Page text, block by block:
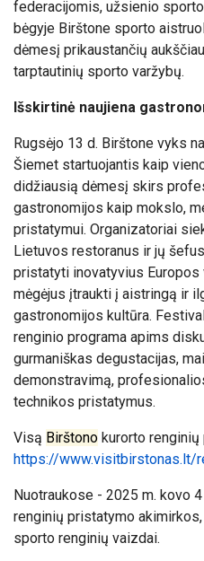
federacijomis, užsienio
bėgyje Birštone sporto
dėmesį prikaustančių
tarptautinių sporto varžybų.
Išskirtinė naujiena
Rugsėjo 13 d. Birštone vyks
Šiemet startuojantis kaip
didžiausią dėmesį skirs
gastronomijos kaip mokslo,
pristatymui. Organizatoriai
Lietuvos restoranus ir jų
pristatyti inovatyvius
mėgėjus įtraukti į aistringą ir
gastronomijos kultūra.
renginio programa apims
gurmaniškas degustacijas,
demonstravimą,
technikos pristatymus.
Visą Birštono kurorto
https://www.visitbirstonas.lt/
Nuotraukose - 2025 m. kovo
renginių pristatymo
sporto renginių vaizdai.